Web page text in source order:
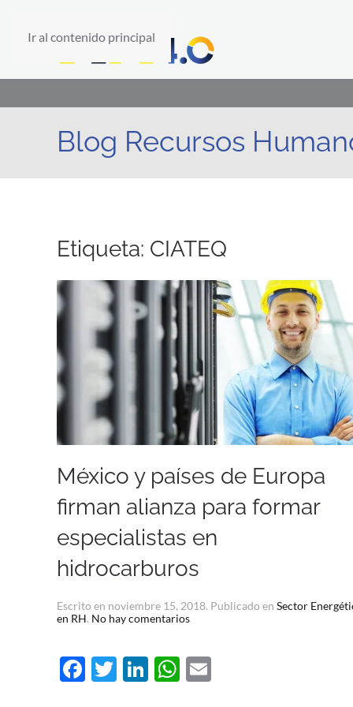
Ir al contenido principal
Blog Recursos
Etiqueta: CIATEQ
México y países de Europa
firman alianza para formar
especialistas en
hidrocarburos
Escrito en noviembre 15, 2018. Publicado en Sector
en RH. No hay comentariosen
países
de
Europa
Facebook
Twitter
LinkedIn
WhatsApp